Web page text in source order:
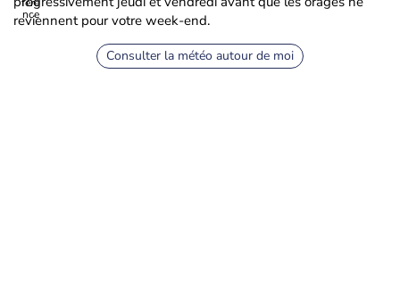
reviennent pour votre week-end.
Consulter la météo autour de moi